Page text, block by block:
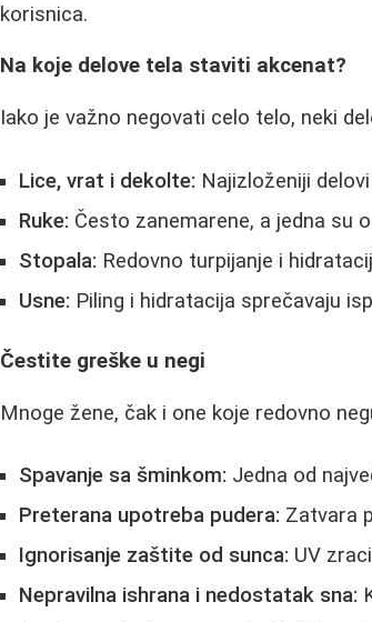
korisnica.
Na koje delove tela staviti akcenat?
Iako je važno negovati celo telo, neki
Lice, vrat i dekolte: Najizloženiji
Ruke: Često zanemarene, a jedna su
Stopala: Redovno turpijanje i
Usne: Piling i hidratacija sprečavaju
Čestite greške u negi
Mnoge žene, čak i one koje redovno
Spavanje sa šminkom: Jedna od
Preterana upotreba pudera: Zatvara
Ignorisanje zaštite od sunca: UV
Nepravilna ishrana i nedostatak sna: